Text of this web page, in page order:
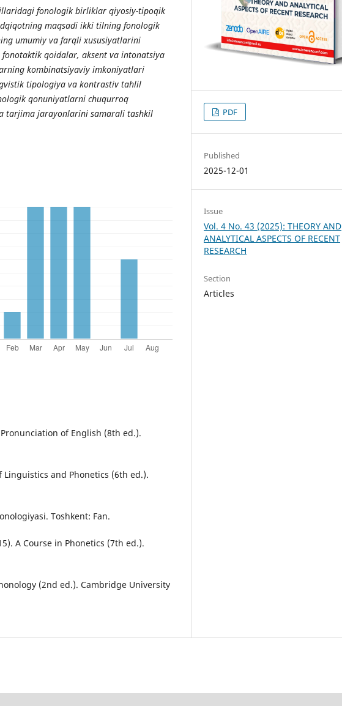
fonologik birliklar qiyosiy-tipoqik
maqsadi ikki tilning fonologik
umumiy va farqli xususiyatlarini
qoidalar, aksent va intonatsiya
kombinatsiyaviy imkoniyatlari
tipologiya va kontrastiv tahlil
qonuniyatlarni chuqurroq
tarjima jarayonlarini samarali tashkil
of English (8th ed.).
Linguistics and Phonetics (6th ed.).
Toshkent: Fan.
A Course in Phonetics (7th ed.).
(2nd ed.). Cambridge University
PDF
Published
2025-12-01
Issue
Vol. 4 No. 43 (2025): THEORY AND
ANALYTICAL ASPECTS OF RECENT
RESEARCH
Section
Articles